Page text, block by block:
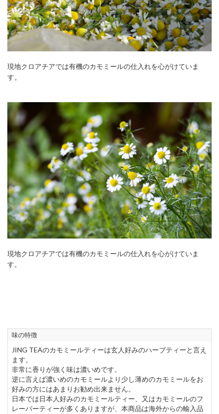
現地クロアチアでは有機のカモミールの仕入れを心がけていま
す。
現地クロアチアでは有機のカモミールの仕入れを心がけていま
す。
味の特徴
JING TEAのカモミールティーは玄人好みのハーブティーと言え
ます。
非常に香りが強く味は濃いめです。
逆に言えば濃いめのカモミールより少し薄めのカモミールをお
好みの方にはあまりお勧め出来ません。
日本では日本人好みのカモミールティー、又はカモミールのフ
レーバーティーが多くありますが、本商品は海外からの輸入品